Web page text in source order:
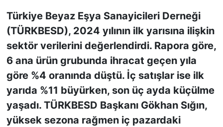
Türkiye Beyaz Eşya Sanayicileri Derneği
(TÜRKBESD), 2024 yılının ilk yarısına ilişkin
sektör verilerini değerlendirdi. Rapora göre,
6 ana ürün grubunda ihracat geçen yıla
göre %4 oranında düştü. İç satışlar ise ilk
yarıda %11 büyürken, son üç ayda küçülme
yaşadı. TÜRKBESD Başkanı Gökhan Sığın,
yüksek sezona rağmen iç pazardaki
KONGRE HABERLERİ
KONGRE TAKVİMİ
RÖPORTAJLAR
BİYOGRAFİLER